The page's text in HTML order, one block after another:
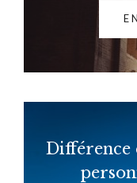
Différence